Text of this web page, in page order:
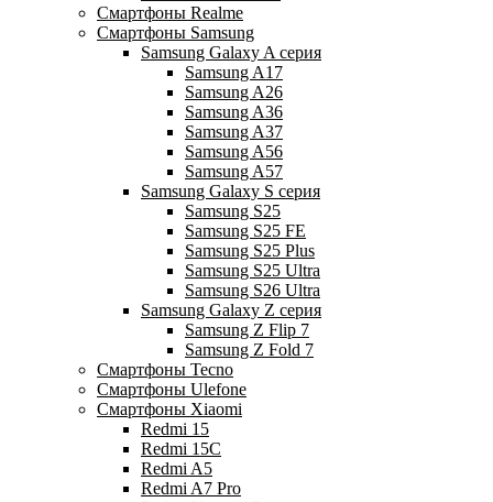
Смартфоны Realme
Смартфоны Samsung
Samsung Galaxy A серия
Samsung A17
Samsung A26
Samsung A36
Samsung A37
Samsung A56
Samsung A57
Samsung Galaxy S серия
Samsung S25
Samsung S25 FE
Samsung S25 Plus
Samsung S25 Ultra
Samsung S26 Ultra
Samsung Galaxy Z серия
Samsung Z Flip 7
Samsung Z Fold 7
Смартфоны Tecno
Смартфоны Ulefone
Смартфоны Xiaomi
Redmi 15
Redmi 15C
Redmi A5
Redmi A7 Pro